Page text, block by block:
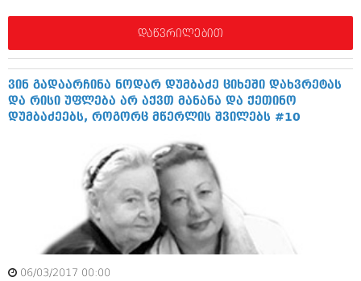
ივნისი 2017 (265)
მაისი 2017 (216)
აპრილი 2017 (220)
თებერვალი 2017 (205)
იანვარი 2017 (246)
დეკემბერი 2016 (207)
ოქტომბერი 2016 (257)
სექტემბერი 2016 (224)
აგვისტო 2016 (258)
ივლისი 2016 (211)
ივნისი 2016 (221)
მაისი 2016 (261)
აპრილი 2016 (215)
თებერვალი 2016 (250)
დაწვრილებით
ვინ გადაარჩინა ნოდარ დუმბაძე ციხეში დახვრეტას
და რისი უფლება არ აქვთ მანანა და ქეთინო
დუმბაძეებს, როგორც მწერლის შვილებს #10
06/03/2017 00:00